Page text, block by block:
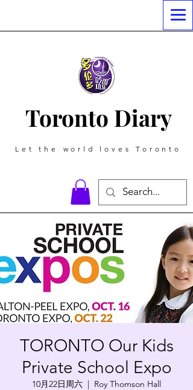
Toronto Diary
Let the world loves Toronto
TORONTO Our Kids
Private School Expo
10月22日周六
  |
Roy Thomson Hall